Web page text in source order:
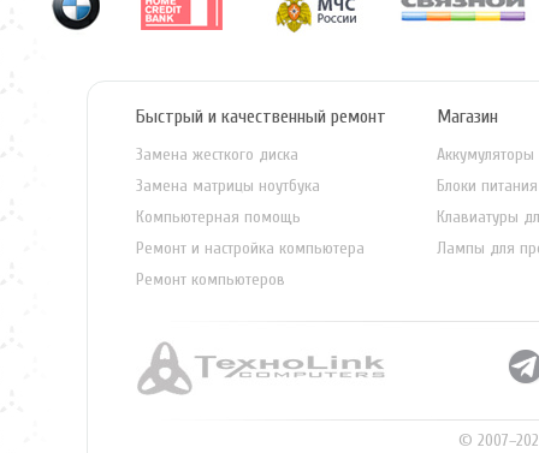
Быстрый и качественный ремонт
Замена жесткого диска
Замена матрицы ноутбука
Компьютерная помощь
Ремонт и настройка компьютера
Ремонт компьютеров
Магазин
Блоки
Клавиатуры
Лампы для
©